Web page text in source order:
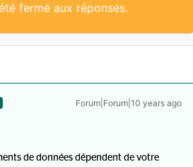
fermé aux réponses.
Forum|Forum|10 years ago
de données dépendent de votre